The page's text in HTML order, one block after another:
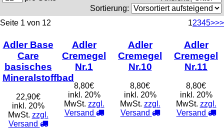
Sortierung:
Seite 1 von 12
12345>>>
Adler Base
Care
basisches
Mineralstoffbad
22,90€
inkl. 20%
MwSt. zzgl.
Versand
Adler
Cremegel
Nr.1
8,80€
inkl. 20%
MwSt. zzgl.
Versand
Adler
Cremegel
Nr.10
8,80€
inkl. 20%
MwSt. zzgl.
Versand
Adler
Cremegel
Nr.11
8,80€
inkl. 20%
MwSt. zzgl.
Versand